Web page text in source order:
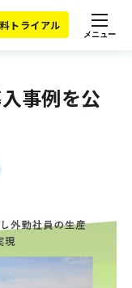
トライアル
メニュー
事例を公